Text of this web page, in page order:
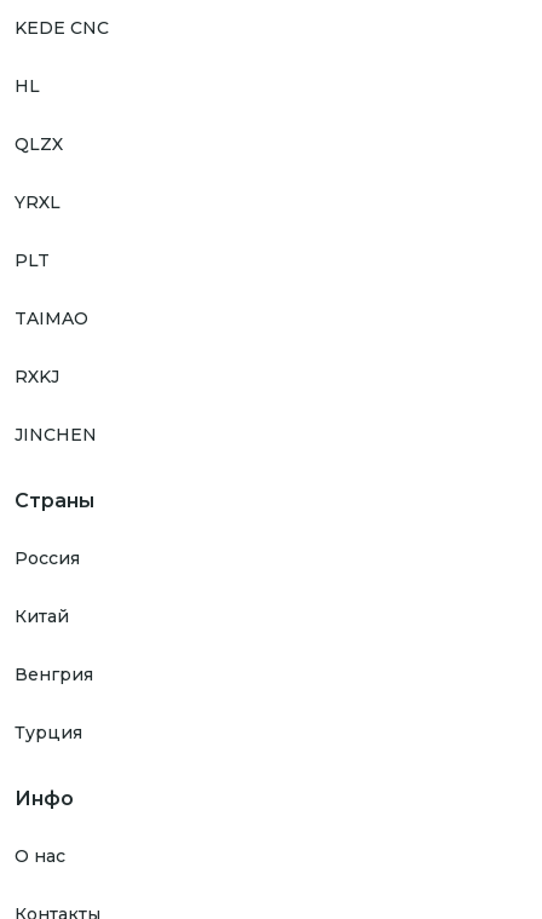
KEDE CNC
HL
QLZX
YRXL
PLT
TAIMAO
RXKJ
JINCHEN
Страны
Россия
Китай
Венгрия
Турция
Инфо
О нас
Контакты